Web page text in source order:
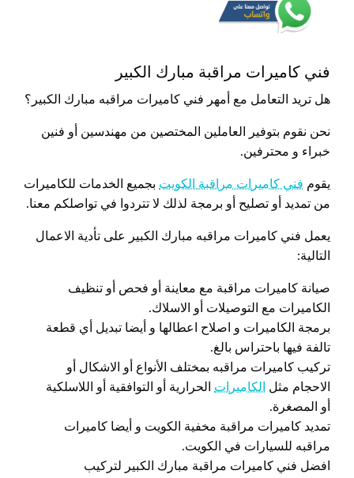
فني كاميرات مراقبة مبارك الكبير
هل تريد التعامل مع أمهر فني كاميرات مراقبه مبارك الكبير؟
نحن نقوم بتوفير العاملين المختصين من مهندسين أو فنين
خبراء و محترفين.
يقوم فني كاميرات مراقبة الكويت بجميع الخدمات للكاميرات
من تمديد أو تصليح أو برمجة لذلك لا تتردوا في تواصلكم معنا.
يعمل فني كاميرات مراقبه مبارك الكبير على تأدية الاعمال
التالية:
صيانة كاميرات مراقبة مع معاينة أو فحص أو تنظيف
الكاميرات مع التوصيلات أو الاسلاك.
برمجة الكاميرات و اصلاح اعطالها و أيضا تبديل أي قطعة
تالفة فيها باحتراس بالغ.
تركيب كاميرات مراقبه بمختلف الأنواع أو الاشكال أو
الاحجام مثل
الكاميرات الحرارية أو التوافقية أو اللاسلكية
أو المصغرة.
تمديد كاميرات مراقبة مخفية الكويت و أيضا كاميرات
مراقبه للسيارات في الكويت.
افضل فني كاميرات مراقبة مبارك الكبير لتركيب